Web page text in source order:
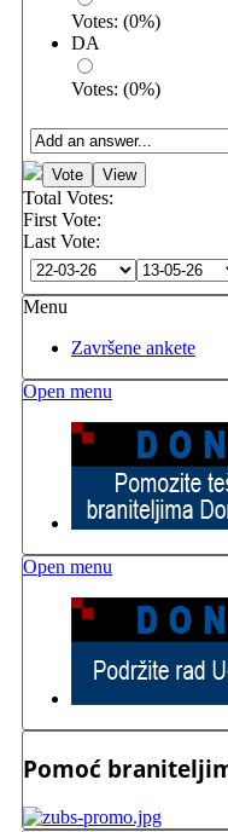
Votes: (0%)
DA
Votes: (0%)
Total Votes:
First Vote:
Last Vote:
Menu
Završene ankete
Open menu
Open menu
Pomoć